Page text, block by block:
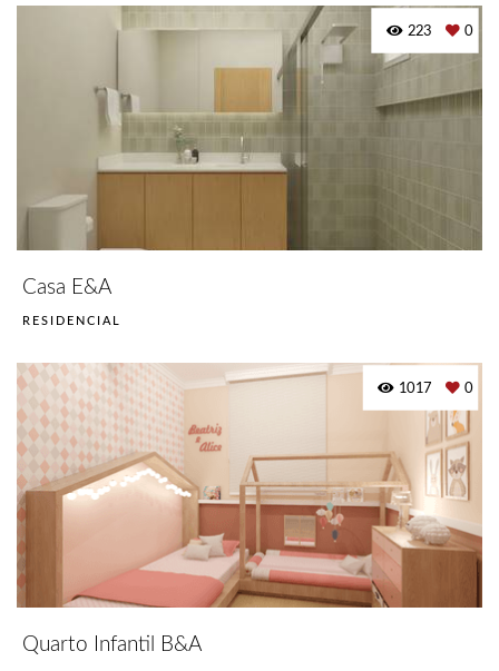
Casa E&A
RESIDENCIAL
223 0
Quarto Infantil B&A
1017 0